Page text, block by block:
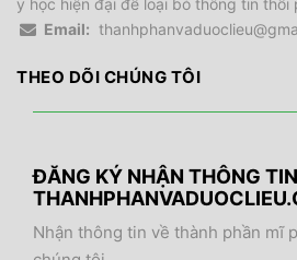
y học hiện đại để loại bỏ thông tin thổi
Email:
THEO DÕI CHÚNG TÔI
ĐĂNG KÝ NHẬN THÔNG
Nhận thông tin về thành phần mĩ